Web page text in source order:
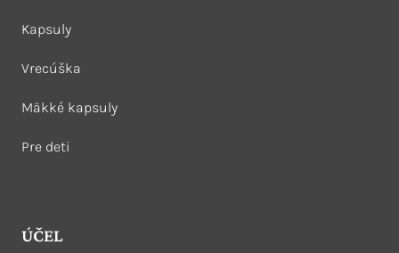
Kapsuly
Vrecúška
Mäkké kapsuly
Pre deti
ÚČEL